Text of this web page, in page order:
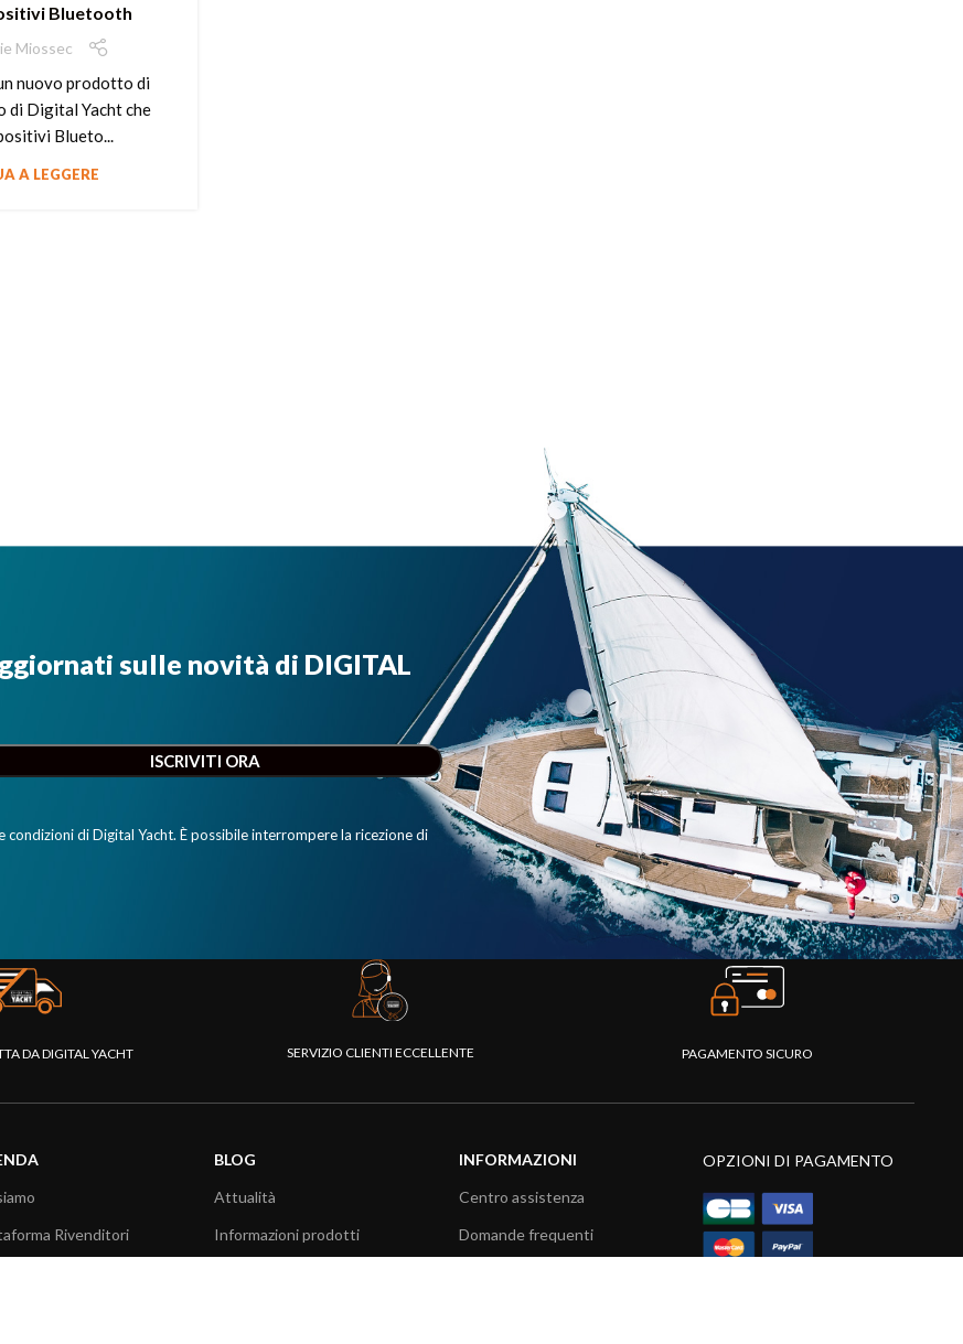
Bluetooth
Miossec
nuovo prodotto di
di Digital Yacht che
Blueto...
A LEGGERE
sulle novità di DIGITAL
di Digital Yacht. È possibile interrompere la ricezione di
DA DIGITAL YACHT SERVIZIO CLIENTI ECCELLENTE PAGAMENTO SICURO
Rivenditori
BLOG
Attualità
Informazioni prodotti
INFORMAZIONI
Centro assistenza
Domande frequenti
OPZIONI DI PAGAMENTO